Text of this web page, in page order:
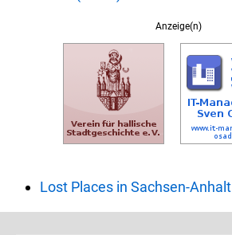
Anzeige(n)
Lost Places in Sachsen-Anhalt